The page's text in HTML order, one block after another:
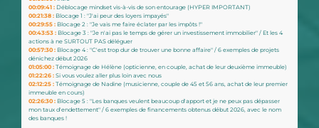
00:09:41 : Déblocage mindset vis-à-vis de son entourage (HYPER IMPORTANT)
00:21:38 : Blocage 1 : "J'ai peur des loyers impayés"
00:29:55 : Blocage 2 : "Je vais me faire éclater par les impôts !"
00:43:53 : Blocage 3 : "Je n'ai pas le temps de gérer un investissement immobilier" / Et les 4
actions à ne SURTOUT PAS déléguer
00:57:30 : Blocage 4 : "C'est trop dur de trouver une bonne affaire" / 6 exemples de projets
dénichez début 2026
01:05:00 : Témoignage de Hélène (opticienne, en couple, achat de leur deuxième immeuble)
01:22:26 : Si vous voulez aller plus loin avec nous
02:12:25 : Témoignage de Nadine (musicienne, couple de 45 et 56 ans, achat de leur premier
immeuble en cours)
02:26:30 : Blocage 5 : "Les banques veulent beaucoup d'apport et je ne peux pas dépasser
mon taux d'endettement" / 6 exemples de financements obtenus début 2026, avec le nom
des banques !